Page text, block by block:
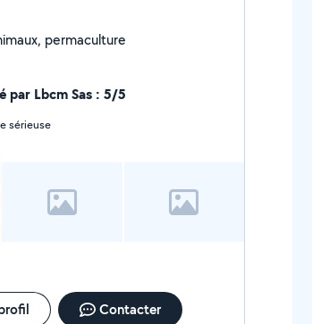
permaculture
par Lbcm Sas : 5/5
sérieuse
Contacter